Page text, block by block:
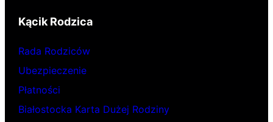
Kącik Rodzica
Rada Rodziców
Ubezpieczenie
Płatności
Białostocka Karta Dużej Rodziny